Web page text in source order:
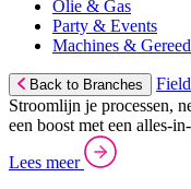
Olie & Gas
Party & Events
Machines &
Back to Branches
Stroomlijn je processen,
een boost met een alles-
Lees meer